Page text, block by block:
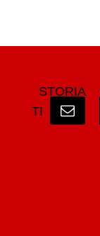
STORIA
TI